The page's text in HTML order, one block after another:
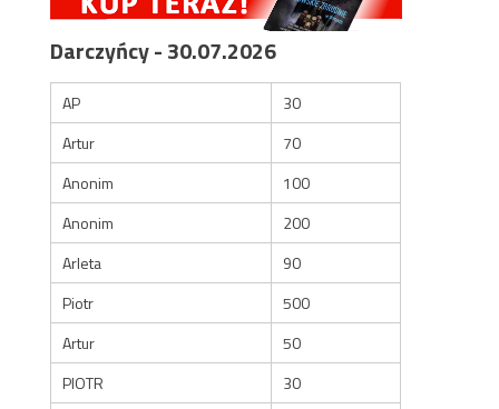
Darczyńcy - 30.07.2026
AP
30
Artur
70
Anonim
100
Anonim
200
Arleta
90
Piotr
500
Artur
50
PIOTR
30